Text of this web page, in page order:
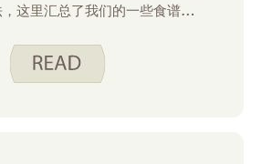
这里汇总了我们的一些食谱，